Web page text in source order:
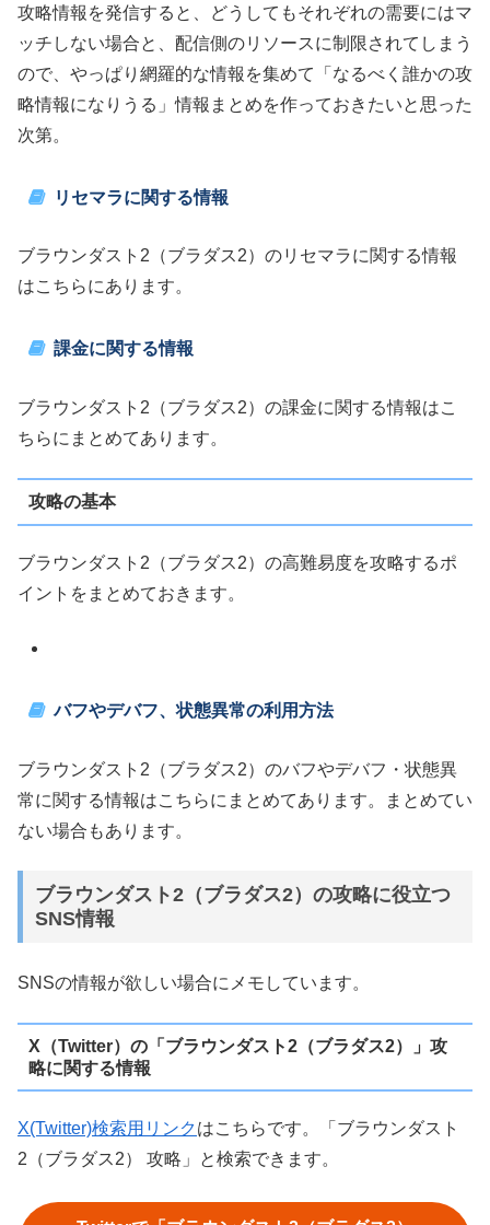
攻略情報を発信すると、どうしてもそれぞれの需要にはマ
ッチしない場合と、配信側のリソースに制限されてしまう
ので、やっぱり網羅的な情報を集めて「なるべく誰かの攻
略情報になりうる」情報まとめを作っておきたいと思った
次第。
リセマラに関する情報
ブラウンダスト2（ブラダス2）のリセマラに関する情報
はこちらにあります。
課金に関する情報
ブラウンダスト2（ブラダス2）の課金に関する情報はこ
ちらにまとめてあります。
攻略の基本
ブラウンダスト2（ブラダス2）の高難易度を攻略するポ
イントをまとめておきます。
バフやデバフ、状態異常の利用方法
ブラウンダスト2（ブラダス2）のバフやデバフ・状態異
常に関する情報はこちらにまとめてあります。まとめてい
ない場合もあります。
ブラウンダスト2（ブラダス2）の攻略に役立つ
SNS情報
SNSの情報が欲しい場合にメモしています。
X（Twitter）の「ブラウンダスト2（ブラダス2）」攻
略に関する情報
X(Twitter)検索用リンクはこちらです。「ブラウンダスト
2（ブラダス2） 攻略」と検索できます。